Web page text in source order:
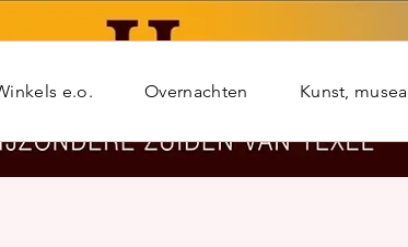
e.o. Overnachten Kunst, musea